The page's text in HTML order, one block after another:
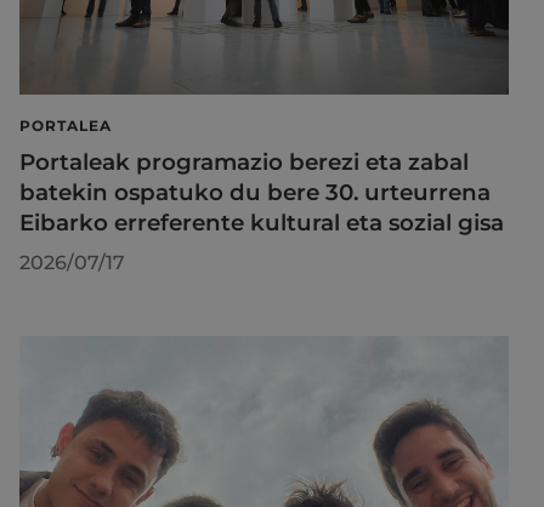
PORTALEA
Portaleak programazio berezi eta zabal
batekin ospatuko du bere 30. urteurrena
Eibarko erreferente kultural eta sozial gisa
2026/07/17